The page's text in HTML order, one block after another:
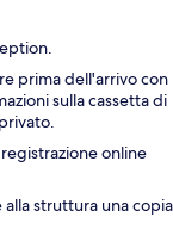
prima dell'arrivo con
sulla cassetta di
online
struttura una copia